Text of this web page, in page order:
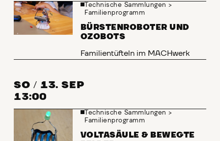
Technische Sammlungen>
Familienprogramm
BÜRSTENROBOTER UND
OZOBOTS
Familientüfteln im MACHwerk
SO / 13. SEP
13:00
Technische Sammlungen>
Familienprogramm
VOLTASÄULE & BEWEGTE